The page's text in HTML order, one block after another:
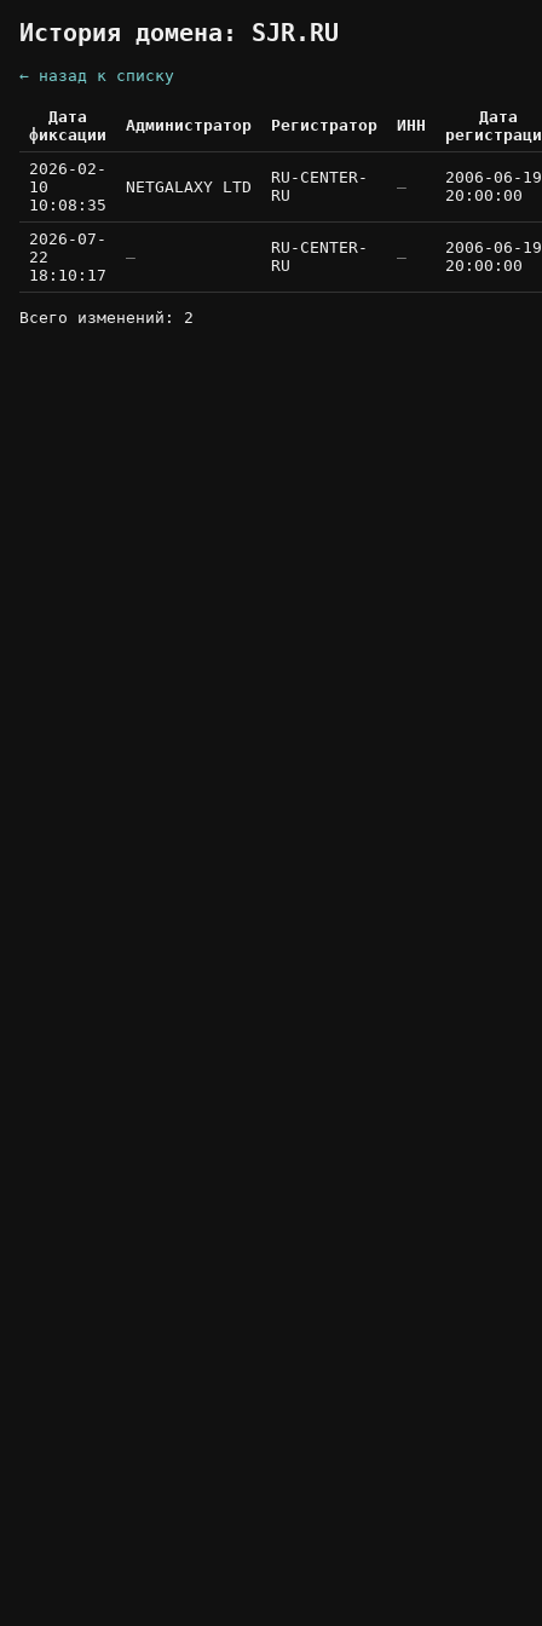
История домена: SJR.RU
← назад к списку
Дата
фиксации
Администратор Регистратор ИНН
Дата
2026-02-
10
10:08:35
NETGALAXY LTD
RU-CENTER-
RU
—
2006-06-19
20:00:00
2026-07-
22
18:10:17
—
RU-CENTER-
RU
—
2006-06-19
20:00:00
Всего изменений: 2